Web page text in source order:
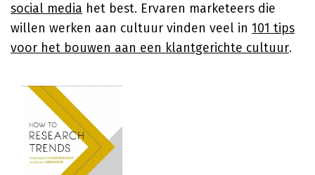
social media het best. Ervaren marketeers die
willen werken aan cultuur vinden veel in 101 tips
voor het bouwen aan een klantgerichte cultuur.